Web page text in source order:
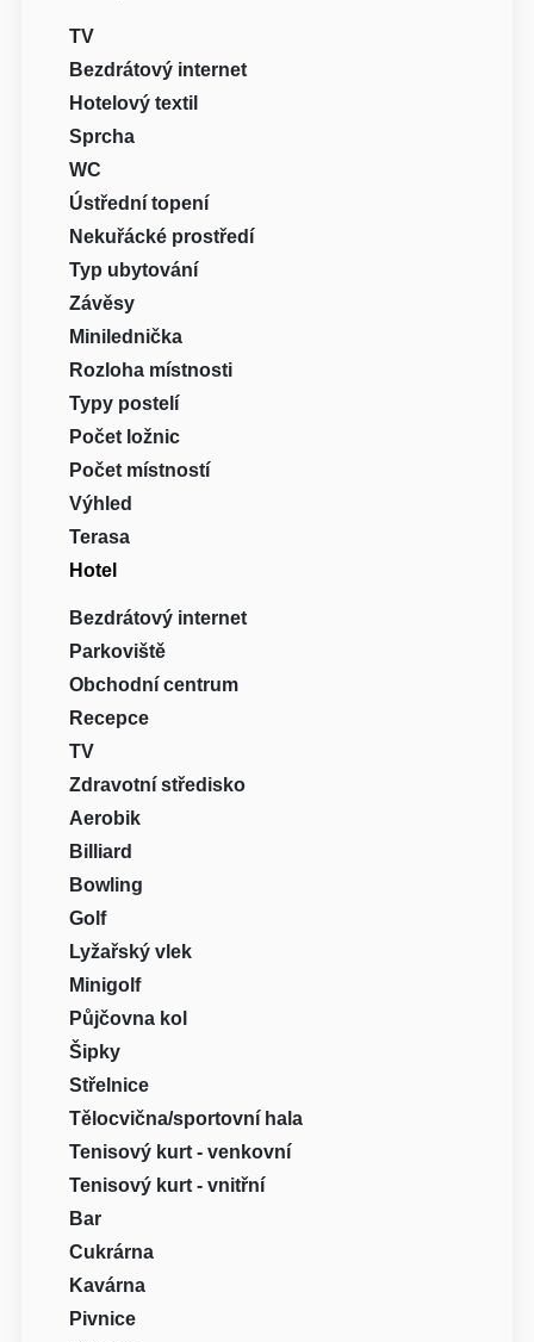
TV
Bezdrátový internet
Hotelový textil
Sprcha
WC
Ústřední topení
Nekuřácké prostředí
Typ ubytování
Závěsy
Minilednička
Rozloha místnosti
Typy postelí
Počet ložnic
Počet místností
Výhled
Terasa
Hotel
Bezdrátový internet
Parkoviště
Obchodní centrum
Recepce
TV
Zdravotní středisko
Aerobik
Billiard
Bowling
Golf
Lyžařský vlek
Minigolf
Půjčovna kol
Šipky
Střelnice
Tělocvična/sportovní hala
Tenisový kurt - venkovní
Tenisový kurt - vnitřní
Bar
Cukrárna
Kavárna
Pivnice